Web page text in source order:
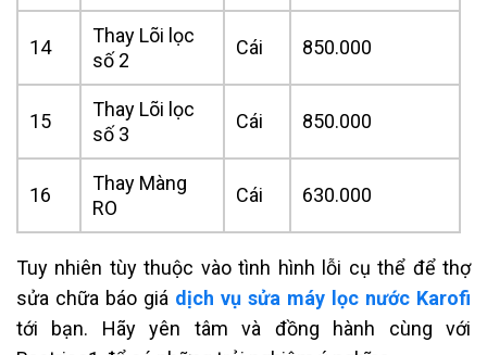
14
Thay Lõi lọc
số 2
Cái 850.000
15
Thay Lõi lọc
số 3
Cái 850.000
16
Thay Màng
RO
Cái 630.000
Tuy nhiên tùy thuộc vào tình hình lỗi cụ thể để thợ
sửa chữa báo giá dịch vụ sửa máy lọc nước Karofi
tới bạn. Hãy yên tâm và đồng hành cùng với